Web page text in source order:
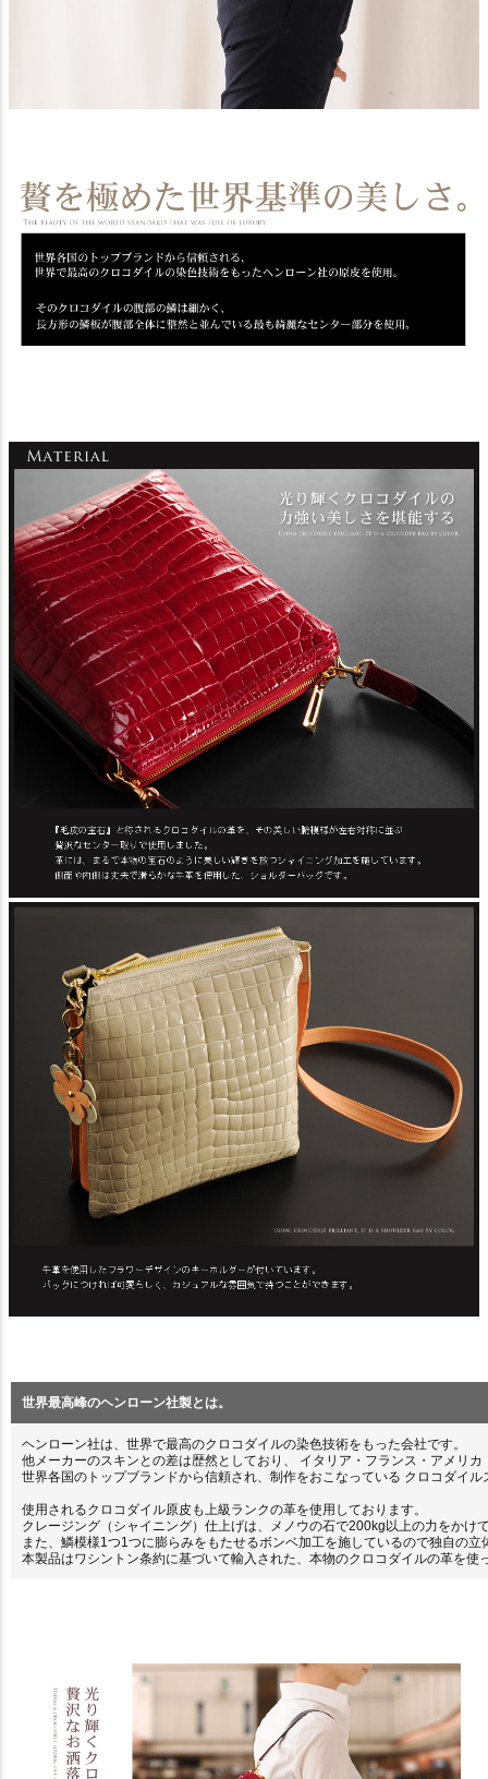
世界最高峰のヘンローン社製とは。
ヘンローン社は、世界で最高のクロコダイルの染色技術をもった会社です。
他メーカーのスキンとの差は歴然としており、 イタリア・フランス・アメリ
世界各国のトップブランドから信頼され、制作をおこなっている クロコダイ
使用されるクロコダイル原皮も上級ランクの革を使用しております。
クレージング（シャイニング）仕上げは、メノウの石で200kg以上の力をかけ
また、鱗模様1つ1つに膨らみをもたせるボンベ加工を施しているので独自の立
本製品はワシントン条約に基づいて輸入された、本物のクロコダイルの革を使